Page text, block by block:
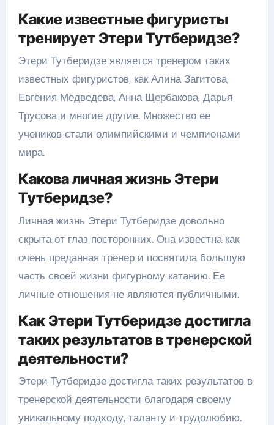
Какие известные фигуристы
тренирует Этери Тутберидзе?
Этери Тутберидзе является тренером таких
известных фигуристов, как Алина Загитова,
Евгения Медведева, Анна Щербакова, Дарья
Трусова и многие другие. Множество ее
учеников стали олимпийскими и чемпионами
мира.
Какова личная жизнь Этери
Тутберидзе?
Личная жизнь Этери Тутберидзе довольно
скрыта от глаз посторонних. Она известна как
очень преданная тренер и посвятила большую
часть своей жизни фигурному катанию. Ее
личные отношения не являются публичными.
Как Этери Тутберидзе достигла
таких результатов в тренерской
деятельности?
Этери Тутберидзе достигла таких результатов в
тренерской деятельности благодаря своему
уникальному подходу, таланту и трудолюбию.